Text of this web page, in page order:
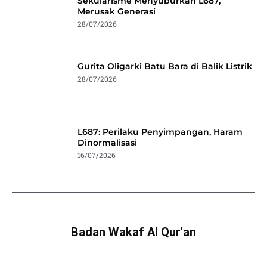
Merusak Generasi
28/07/2026
Gurita Oligarki Batu Bara di Balik Listrik
28/07/2026
L687: Perilaku Penyimpangan, Haram
Dinormalisasi
16/07/2026
Badan Wakaf Al Qur'an